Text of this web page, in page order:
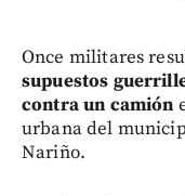
Once militares
supuestos
contra un camión
urbana del
Nariño.